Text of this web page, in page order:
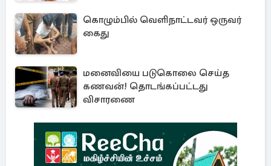
கொழும்பில் வெளிநாட்டவர் ஒருவர்
கைது
மனைவியை படுகொலை செய்த
கணவன்! தொடங்கப்பட்டது
விசாரணை